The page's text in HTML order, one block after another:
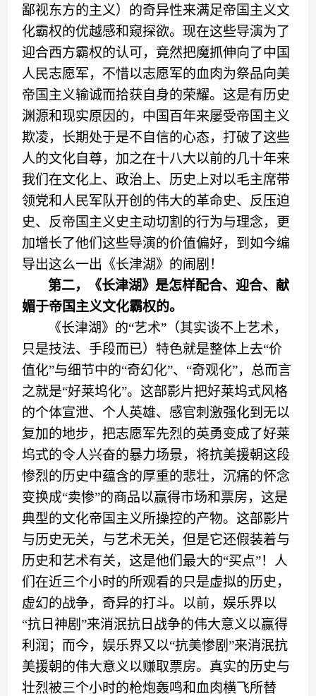
鄙视东方的主义 ） 的奇异性来满足帝国主义文
化霸权的优越感和窥探欲。 现在这些导演为了
迎合西方霸权的认可， 竟然把魔抓伸向了中国
人民志愿军， 不惜以志愿军的血肉为祭品向美
帝国主义输诚而拾获 自身的荣耀。这是有历史
渊源和现实原因 的， 中国百年来屡受帝国主义
欺凌，长期处于是不自信的心态，打破了这些
人的文化自尊，加之在十八大以前的几十年来
我们在文化上、政治上、 历史上对以毛主席带
领党和人民军队开创 的伟大的革命史、反压迫
史、反帝国主义史主动切割的行为与理念，
更
加增长了他们这些导演的价值偏好， 到如今编
导出这么一出 《长津湖》 的闹剧 ！
第二，
《长津湖》 是怎样配合、迎合、献
媚于帝国主义文化霸权的。
《长津湖》 的“艺术”（其实谈不上艺术，
只是技法、手段而已）特色就是整体上去“价
值化”与细节中的“奇幻化”、“奇观化”，总而言
之就是“好莱坞化”。这部影片把好莱坞式风格
的个体宣泄、个人英雄、 感官刺激强化到无以
复加的地步，把志愿军先烈的英勇变成了好莱
坞式的令人兴奋的暴力场景，将抗美援朝这段
惨烈的历史中蕴含的厚重的悲壮，沉痛的怀念
变换成“卖惨”的商品以赢得市场和票房， 这是
典型的文化帝国主义所操控的产物。这部影片
与历史无关，与艺术无关，但是它还假装着与
历史和艺术有关， 这是他们最大的“买点”！ 人
们在近三个小时的所观看的只是虚拟的历史 ，
虚幻的战争， 奇异的打斗。以前，娱乐界以
“抗日神剧”来消泯抗日战争的伟大意义 以赢得
利润； 而今，娱乐界又以“抗美惨剧”来消泯抗
美援朝的伟大意义 以赚取票房。真实的历史与
壮烈被三个小时的枪炮轰鸣和血肉横飞所替